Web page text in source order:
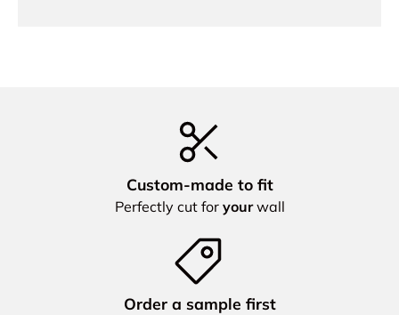
Custom‑made to fit
Perfectly cut for yourwall
Order a sample first